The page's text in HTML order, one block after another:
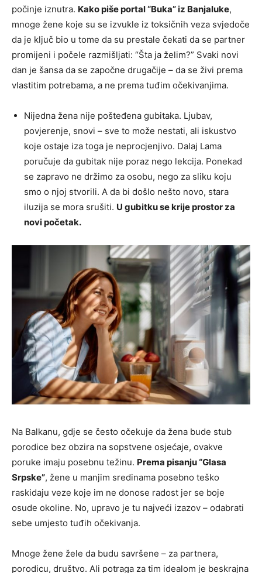
počinje iznutra. Kako piše portal “Buka” iz Banjaluke,
mnoge žene koje su se izvukle iz toksičnih veza svjedoče
da je ključ bio u tome da su prestale čekati da se partner
promijeni i počele razmišljati: “Šta ja želim?” Svaki novi
dan je šansa da se započne drugačije – da se živi prema
vlastitim potrebama, a ne prema tuđim očekivanjima.
Nijedna žena nije pošteđena gubitaka. Ljubav,
povjerenje, snovi – sve to može nestati, ali iskustvo
koje ostaje iza toga je neprocjenjivo. Dalaj Lama
poručuje da gubitak nije poraz nego lekcija. Ponekad
se zapravo ne držimo za osobu, nego za sliku koju
smo o njoj stvorili. A da bi došlo nešto novo, stara
iluzija se mora srušiti. U gubitku se krije prostor za
novi početak.
Na Balkanu, gdje se često očekuje da žena bude stub
porodice bez obzira na sopstvene osjećaje, ovakve
poruke imaju posebnu težinu. Prema pisanju “Glasa
Srpske”, žene u manjim sredinama posebno teško
raskidaju veze koje im ne donose radost jer se boje
osude okoline. No, upravo je tu najveći izazov – odabrati
sebe umjesto tuđih očekivanja.
Mnoge žene žele da budu savršene – za partnera,
porodicu, društvo. Ali potraga za tim idealom je beskrajna